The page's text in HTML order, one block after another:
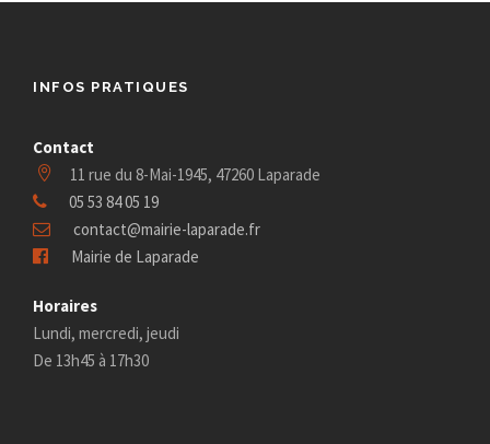
INFOS PRATIQUES
Contact
11 rue du 8-Mai-1945, 47260 Laparade
05 53 84 05 19
contact@mairie-laparade.fr
Mairie de Laparade
Horaires
Lundi, mercredi, jeudi
De 13h45 à 17h30